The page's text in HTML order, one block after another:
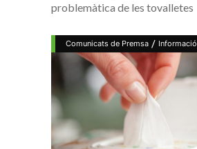
problemàtica de les tovalletes
Comunicats de Premsa / Informació